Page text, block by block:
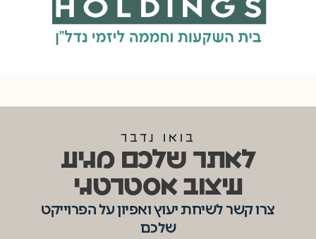
בואו נדבר
לאתר שלכם מגיע
עיצוב אסטרטגי
צרו קשר לשיחת יעוץ ואפיון על הפרוייקט
שלכם